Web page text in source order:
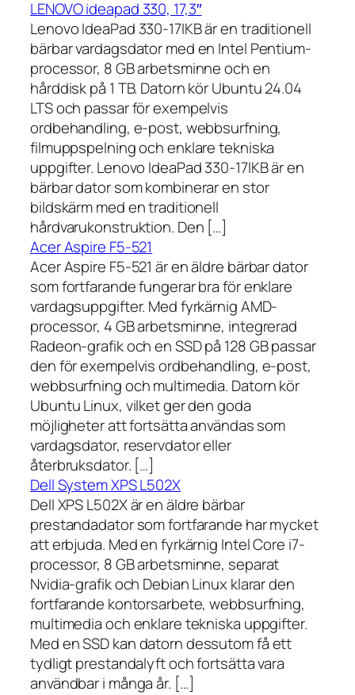
LENOVO ideapad 330, 17,3″
Lenovo IdeaPad 330-17IKB är en traditionell
bärbar vardagsdator med en Intel Pentium-
processor, 8 GB arbetsminne och en
hårddisk på 1 TB. Datorn kör Ubuntu 24.04
LTS och passar för exempelvis
ordbehandling, e-post, webbsurfning,
filmuppspelning och enklare tekniska
uppgifter. Lenovo IdeaPad 330-17IKB är en
bärbar dator som kombinerar en stor
bildskärm med en traditionell
hårdvarukonstruktion. Den […]
Acer Aspire F5-521
Acer Aspire F5-521 är en äldre bärbar dator
som fortfarande fungerar bra för enklare
vardagsuppgifter. Med fyrkärnig AMD-
processor, 4 GB arbetsminne, integrerad
Radeon-grafik och en SSD på 128 GB passar
den för exempelvis ordbehandling, e-post,
webbsurfning och multimedia. Datorn kör
Ubuntu Linux, vilket ger den goda
möjligheter att fortsätta användas som
vardagsdator, reservdator eller
återbruksdator. […]
Dell System XPS L502X
Dell XPS L502X är en äldre bärbar
prestandadator som fortfarande har mycket
att erbjuda. Med en fyrkärnig Intel Core i7-
processor, 8 GB arbetsminne, separat
Nvidia-grafik och Debian Linux klarar den
fortfarande kontorsarbete, webbsurfning,
multimedia och enklare tekniska uppgifter.
Med en SSD kan datorn dessutom få ett
tydligt prestandalyft och fortsätta vara
användbar i många år. […]